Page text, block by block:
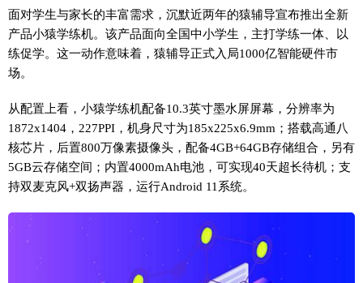
面对学生与家长的丰富需求，沉默近两年的猿辅导宣布推出全新
产品小猿学练机。该产品面向全国中小学生，主打学练一体、以
练促学。这一动作意味着，猿辅导正式入局1000亿智能硬件市
场。
从配置上看，小猿学练机配备10.3英寸墨水屏屏幕，分辨率为
1872x1404，227PPI，机身尺寸为185x225x6.9mm；搭载高通八
核芯片，后置800万像素摄像头，配备4GB+64GB存储组合，另有
5GB云存储空间；内置4000mAh电池，可实现40天超长待机；支
持双麦克风+双扬声器，运行Android 11系统。